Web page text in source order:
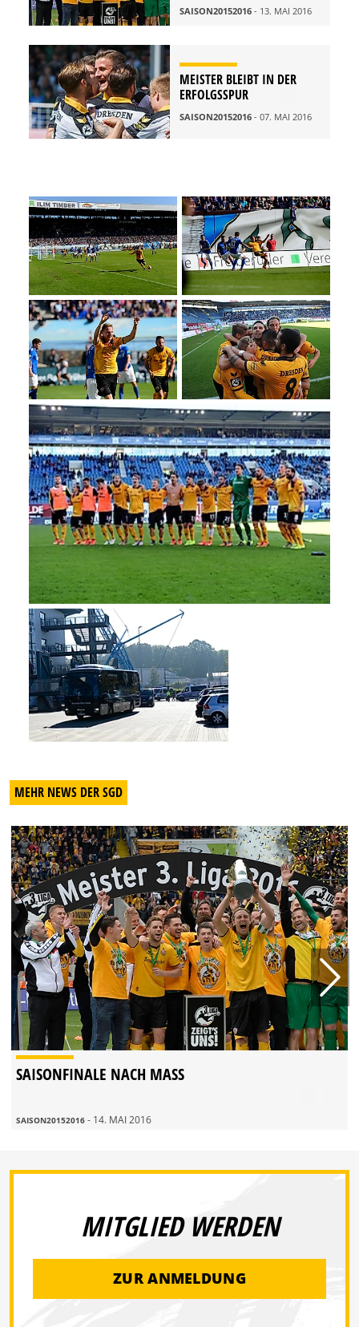
SAISON20152016 - 13. MAI 2016
MEISTER BLEIBT IN DER
ERFOLGSSPUR
SAISON20152016 - 07. MAI 2016
MEHR NEWS DER SGD
SAISONFINALE NACH MASS
SAISON20152016 - 14. MAI 2016
MITGLIED WERDEN
ZUR ANMELDUNG